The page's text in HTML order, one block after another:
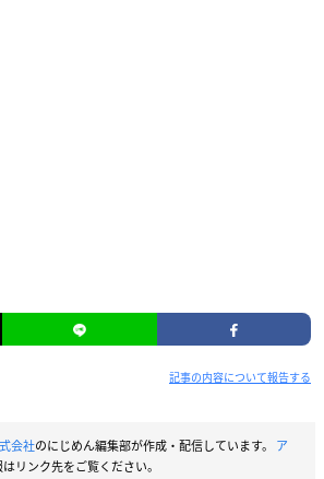
記事の内容について報告する
会社のにじめん編集部が作成・配信しています。 ア
リンク先をご覧ください。